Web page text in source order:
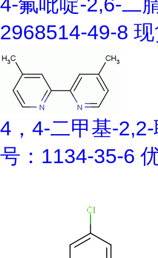
2968514-49-8
4，4-二甲基-
号：1134-35-6